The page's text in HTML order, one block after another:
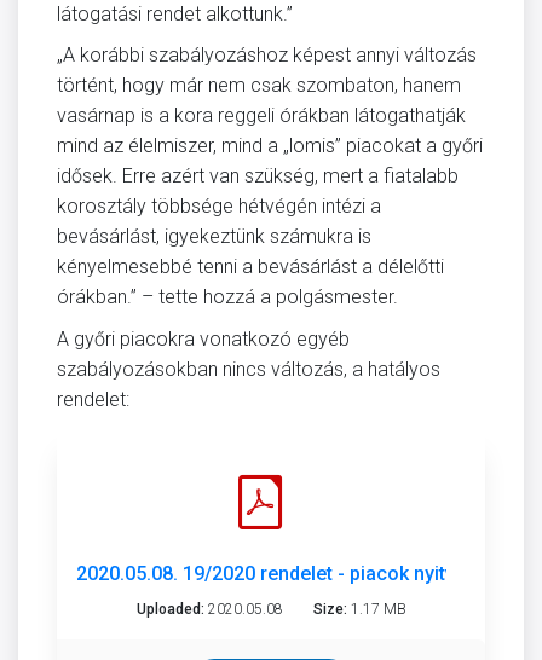
látogatási rendet alkottunk.”
„A korábbi szabályozáshoz képest annyi változás
történt, hogy már nem csak szombaton, hanem
vasárnap is a kora reggeli órákban látogathatják
mind az élelmiszer, mind a „lomis” piacokat a győri
idősek. Erre azért van szükség, mert a fiatalabb
korosztály többsége hétvégén intézi a
bevásárlást, igyekeztünk számukra is
kényelmesebbé tenni a bevásárlást a délelőtti
órákban.” – tette hozzá a polgásmester.
A győri piacokra vonatkozó egyéb
szabályozásokban nincs változás, a hatályos
rendelet:
2020.05.08. 19/2020 rendelet - piacok nyitvatartási
Uploaded: 2020.05.08 Size: 1.17 MB